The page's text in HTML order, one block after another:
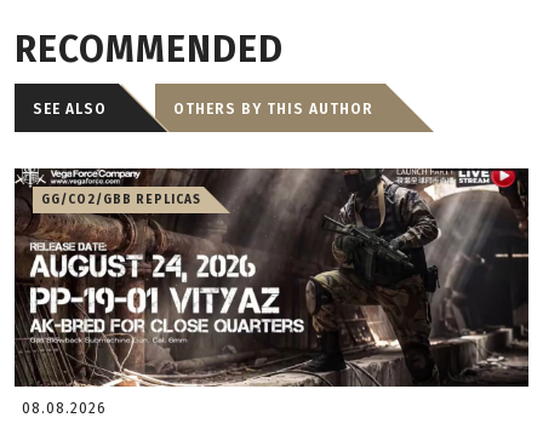
RECOMMENDED
SEE ALSO OTHERS BY THIS AUTHOR
GG/CO2/GBB REPLICAS
08.08.2026